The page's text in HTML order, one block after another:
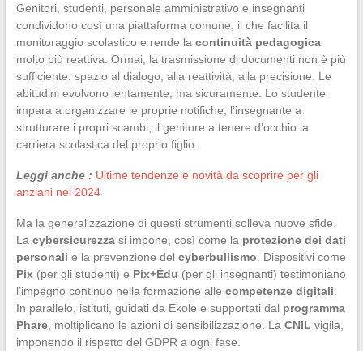
Genitori, studenti, personale amministrativo e insegnanti
condividono così una piattaforma comune, il che facilita il
monitoraggio scolastico e rende la continuità pedagogica
molto più reattiva. Ormai, la trasmissione di documenti non è più
sufficiente: spazio al dialogo, alla reattività, alla precisione. Le
abitudini evolvono lentamente, ma sicuramente. Lo studente
impara a organizzare le proprie notifiche, l’insegnante a
strutturare i propri scambi, il genitore a tenere d’occhio la
carriera scolastica del proprio figlio.
Leggi anche : Ultime tendenze e novità da scoprire per gli
anziani nel 2024
Ma la generalizzazione di questi strumenti solleva nuove sfide.
La cybersicurezzasi impone, così come la protezione dei dati
personali e la prevenzione del cyberbullismo . Dispositivi come
Pix(per gli studenti) e Pix+Édu (per gli insegnanti) testimoniano
l’impegno continuo nella formazione alle competenze digitali
In parallelo, istituti, guidati da Ekole e supportati dal programma
Phare, moltiplicano le azioni di sensibilizzazione. La CNIL vigila,
imponendo il rispetto del GDPR a ogni fase.